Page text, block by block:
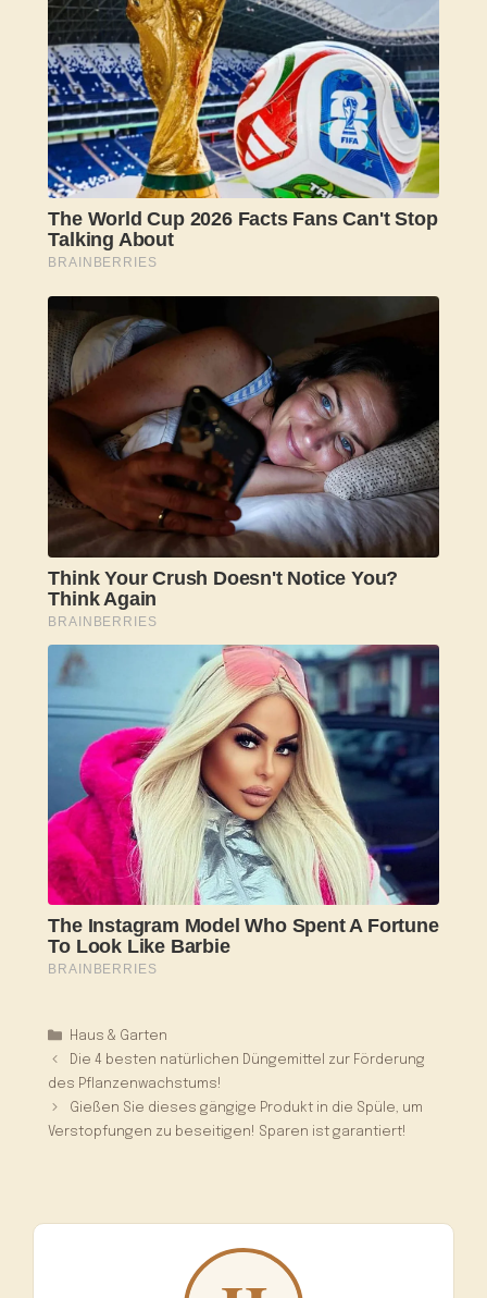
Kategorien
Haus & Garten
Die 4 besten natürlichen Düngemittel zur Förderung
des Pflanzenwachstums!
Gießen Sie dieses gängige Produkt in die Spüle, um
Verstopfungen zu beseitigen! Sparen ist garantiert!